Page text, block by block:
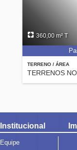
TERRENO / ÁREA
360,00 m² T
Institucional
Equipe